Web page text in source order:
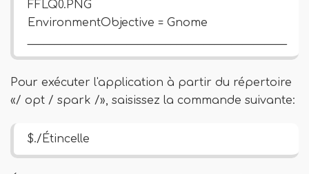
FFLQ0.PNG
EnvironmentObjective = Gnome
Pour exécuter l'application à partir du répertoire
«/ opt / spark /», saisissez la commande suivante:
$./Étincelle